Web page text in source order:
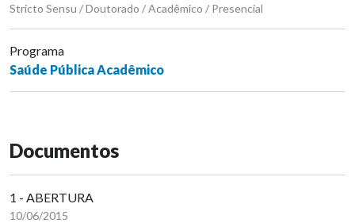
Stricto Sensu / Doutorado / Acadêmico / Presencial
Programa
Saúde Pública Acadêmico
Documentos
1 - ABERTURA
10/06/2015